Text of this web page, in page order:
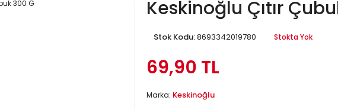
Keskinoğlu Çıtır
Stok Kodu:8693342019780 Stokta Yok
69,90 TL
Marka: Keskinoğlu